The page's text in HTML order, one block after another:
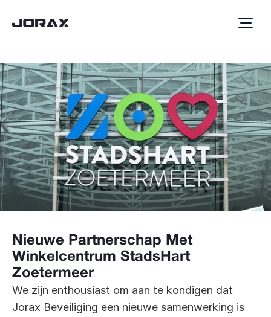
Nieuwe Partnerschap Met
Winkelcentrum StadsHart
Zoetermeer
We zijn enthousiast om aan te kondigen dat
Jorax Beveiliging een nieuwe samenwerking is